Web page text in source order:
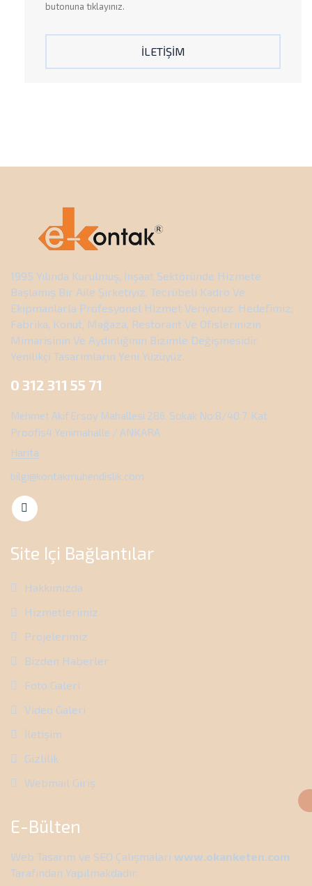
butonuna tıklayınız.
İLETİŞİM
1995 Yılında Kurulmuş, İnşaat Sektöründe Hizmete
Başlamış Bir Aile Şirketiyiz. Tecrübeli Kadro Ve
Ekipmanlarla Profesyonel Hizmet Veriyoruz. Hedefimiz;
Fabrika, Konut, Mağaza, Restorant Ve Ofislerinizin
Mimarisinin Ve Aydınlığının Bizimle Değişmesidir.
Yenilikçi Tasarımların Yeni Yüzüyüz.
0 312 311 55 71
Mehmet Akif Ersoy Mahallesi 286. Sokak No:8/40 7. Kat
Proofis4 Yenimahalle / ANKARA
Harita
bilgi@kontakmuhendislik.com
Site Içi Bağlantılar
Hakkımızda
Hizmetlerimiz
Projelerimiz
Bizden Haberler
Foto Galeri
Video Galeri
İletişim
Gizlilik
Webmail Giriş
E-Bülten
Web Tasarım ve SEO Çalışmaları www.okanketen.com
Tarafından Yapılmakdadır.